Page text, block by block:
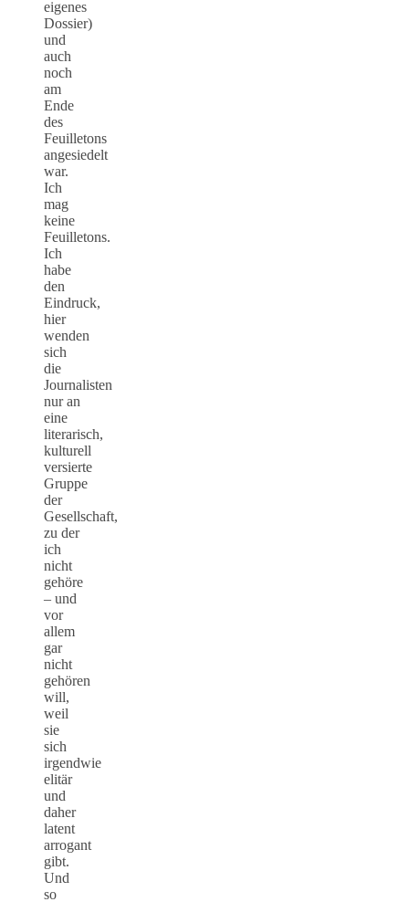
eigenes
Dossier)
und
auch
noch
am
Ende
des
Feuilletons
angesiedelt
war.
Ich
mag
keine
Feuilletons.
Ich
habe
den
Eindruck,
hier
wenden
sich
die
Journalisten
nur an
eine
literarisch,
kulturell
versierte
Gruppe
der
Gesellschaft,
zu der
ich
nicht
gehöre
– und
vor
allem
gar
nicht
gehören
will,
weil
sie
sich
irgendwie
elitär
und
daher
latent
arrogant
gibt.
Und
so